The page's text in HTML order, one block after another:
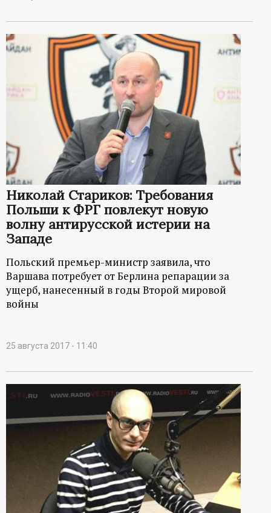
Николай Стариков: Требования
Польши к ФРГ повлекут новую
волну антирусской истерии на
Западе
Польский премьер-министр заявила, что
Варшава потребует от Берлина репарации за
ущерб, нанесенный в годы Второй мировой
войны
25 августа 2017 - 11:40